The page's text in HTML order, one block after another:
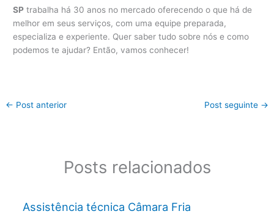
SP trabalha há 30 anos no mercado oferecendo o que há de
melhor em seus serviços, com uma equipe preparada,
especializa e experiente. Quer saber tudo sobre nós e como
podemos te ajudar? Então, vamos conhecer!
← Post anterior Post seguinte →
Posts relacionados
Assistência técnica Câmara Fria